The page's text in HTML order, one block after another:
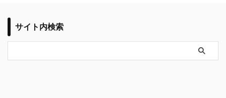
サイト内検索